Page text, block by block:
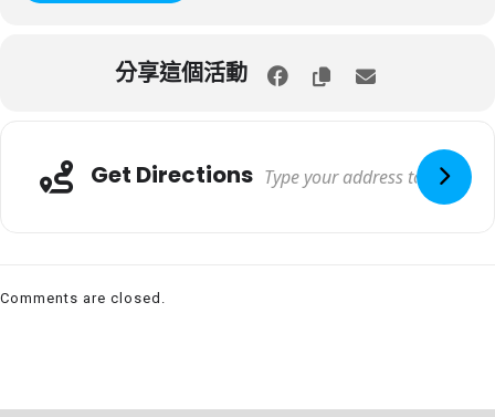
分享這個活動
Get Directions
Comments are closed.